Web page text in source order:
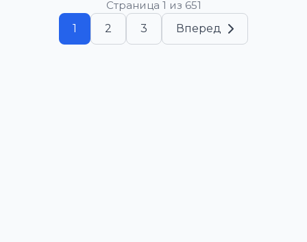
Страница 1 из 651
1
2 3 Вперед